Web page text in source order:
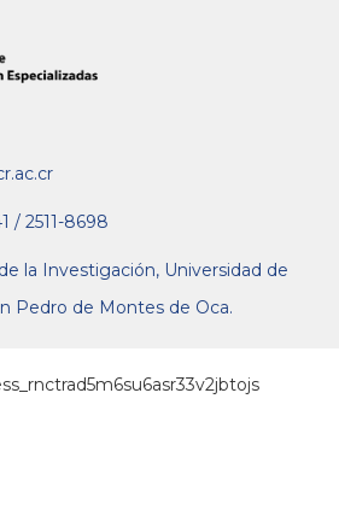
/ 2511-8698
la Investigación, Universidad de
Pedro de Montes de Oca.